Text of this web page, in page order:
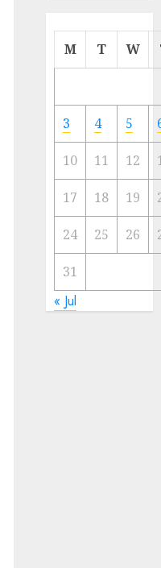
Cermin
Ibu
Kota
23/11/
M T W
3 4 5
10 11 12
17 18 19
24 25 26
31
« Jul